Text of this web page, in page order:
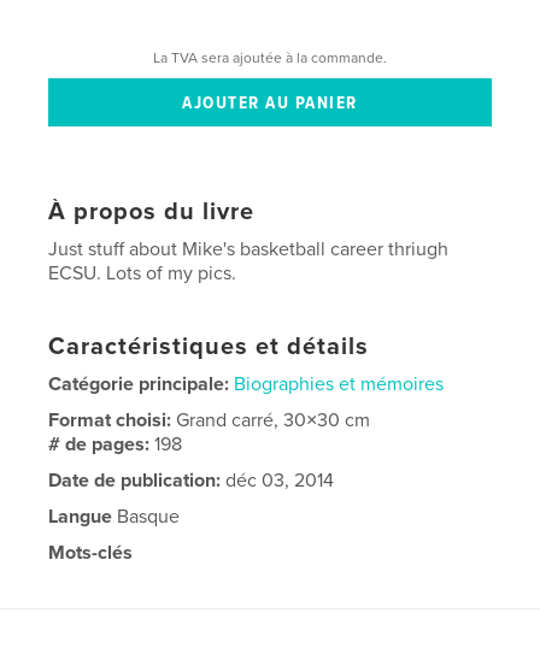
La TVA sera ajoutée à la commande.
À propos du livre
Just stuff about Mike's basketball career thriugh
ECSU. Lots of my pics.
Caractéristiques et détails
Catégorie principale: Biographies et mémoires
Format choisi: Grand carré, 30×30 cm
# de pages:198
Date de publication: déc 03, 2014
Langue Basque
Mots-clés